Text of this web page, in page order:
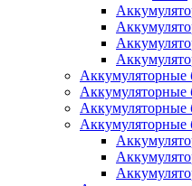
Аккумуляторные
Аккумуляторные
Аккумуляторные
Аккумуляторные